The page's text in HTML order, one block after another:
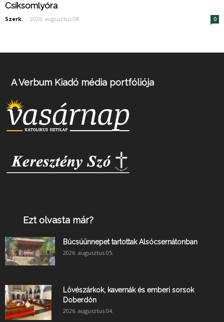
Csíksomlyóra
Szerk. - 2026. augusztus 08. 0
A Verbum Kiadó média portfóliója
Ezt olvasta már?
Búcsúünnepet tartottak Alsócsernátonban
2026. augusztus 05.
Lövészárkok, kavernák és emberi sorsok
Doberdón
2026. augusztus 04.